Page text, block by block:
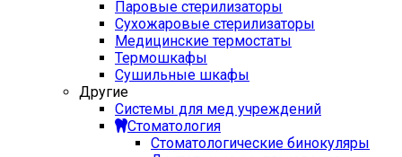
Паровые стерилизаторы
Сухожаровые стерилизаторы
Медицинские термостаты
Термошкафы
Сушильные шкафы
Другие
Системы для мед учреждений
Стоматология
Стоматологические бинокуляры